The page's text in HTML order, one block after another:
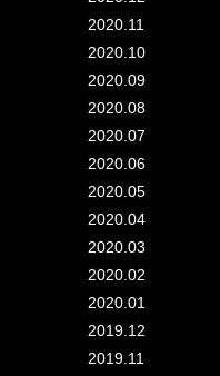
2020.11
2020.10
2020.09
2020.08
2020.07
2020.06
2020.05
2020.04
2020.03
2020.02
2020.01
2019.12
2019.11